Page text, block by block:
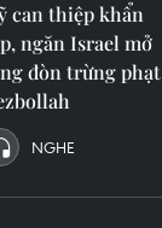
can thiệp khẩn
ngăn Israel mở
đòn trừng phạt
NGHE